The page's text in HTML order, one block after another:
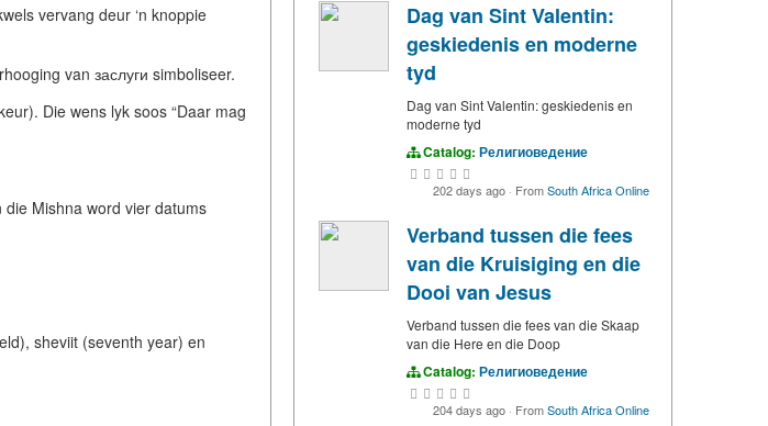
vervang deur ‘n knoppie
van заслуги simboliseer.
Die wens lyk soos “Daar mag
die Mishna word vier datums
sheviit (seventh year) en
Dag van Sint Valentin:
geskiedenis en moderne
tyd
Dag van Sint Valentin: geskiedenis en
moderne tyd
Catalog: Религиоведение
202 days ago · FromSouth Africa Online
Verband tussen die fees
van die Kruisiging en die
Dooi van Jesus
Verband tussen die fees van die Skaap
van die Here en die Doop
Catalog: Религиоведение
204 days ago · FromSouth Africa Online